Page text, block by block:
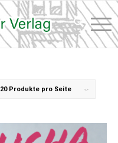
20 Produkte pro Seite